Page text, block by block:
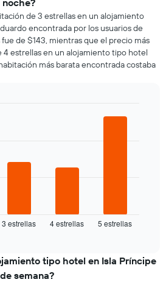
de 3 estrellas en un alojamiento
encontrada por los usuarios de
fue de $143, mientras que el precio más
4 estrellas en un alojamiento tipo hotel
más barata encontrada costaba
3 estrellas 4 estrellas 5 estrellas
tipo hotel en Isla Príncipe
semana?